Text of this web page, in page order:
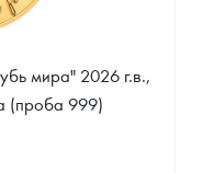
мира" 2026 г.в.,
(проба 999)